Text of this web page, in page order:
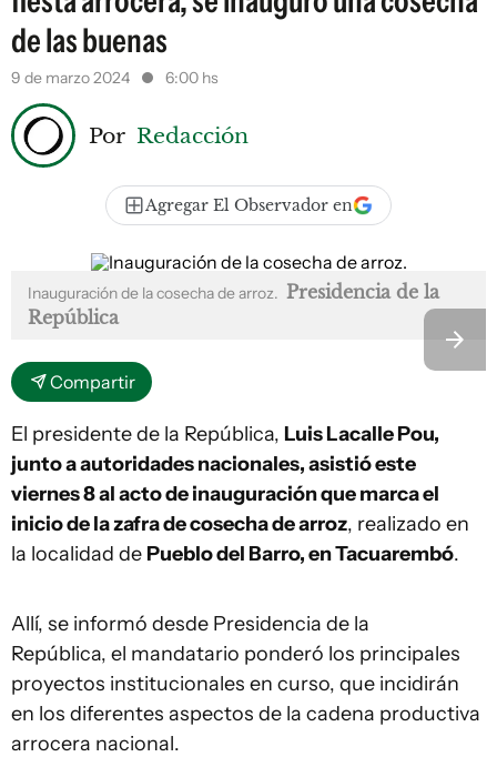
de las buenas
9 de marzo 2024 6:00 hs
Por Redacción
Agregar El Observador en
Inauguración de la cosecha de arroz. Presidencia de la
República
Compartir
El presidente de la República, Luis Lacalle Pou,
junto a autoridades nacionales, asistió este
viernes 8 al acto de inauguración que marca el
inicio de la zafra de cosecha de arroz, realizado en
la localidad de Pueblo del Barro, en Tacuarembó.
Allí, se informó desde Presidencia de la
República, el mandatario ponderó los principales
proyectos institucionales en curso, que incidirán
en los diferentes aspectos de la cadena productiva
arrocera nacional.